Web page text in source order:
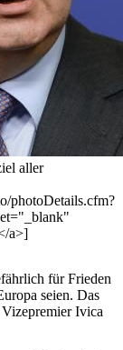
aller
photoDetails.cfm?
a>]
für Frieden
seien. Das
Ivica